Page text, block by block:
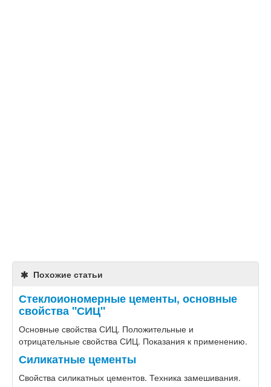
Похожие статьи
Стеклоиономерные цементы, основные
свойства "СИЦ"
Основные свойства СИЦ. Положительные и
отрицательные свойства СИЦ. Показания к применению.
Силикатные цементы
Свойства силикатных цементов. Техника замешивания.